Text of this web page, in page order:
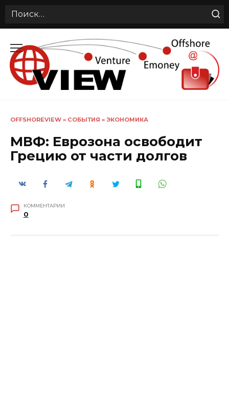
Search
содержанию
OFFSHOREVIEW » СОБЫТИЯ » ЭКОНОМИКА
МВФ: Еврозона освободит
Грецию от части долгов
КОММЕНТАРИИ
0